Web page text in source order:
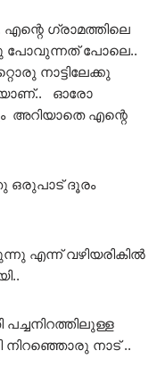
ഗ്രാമത്തിലെ
പോവുന്നത് പോലെ..
നാട്ടിലേക്കു
ഓരോ
അറിയാതെ എന്റെ
ഒരുപാട് ദൂരം
എന്ന് വഴിയരികിൽ
നിറഞ്ഞൊരു നാട് ..